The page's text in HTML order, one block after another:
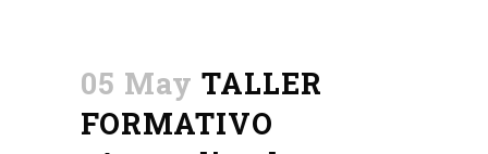
05 May TALLER
FORMATIVO